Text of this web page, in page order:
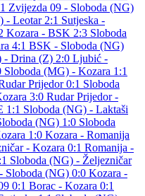
Zvijezda 09 - Sloboda (NG)
- Leotar 2:1 Sutjeska -
Kozara - BSK 2:3 Sloboda
4:1 BSK - Sloboda (NG)
- Drina (Z) 2:0 Ljubić -
Sloboda (MG) - Kozara 1:1
Prijedor 0:1 Sloboda
3:0 Rudar Prijedor -
1:1 Sloboda (NG) - Laktaši
(NG) 1:0 Sloboda
1:0 Kozara - Romanija
- Kozara 0:1 Romanija -
Sloboda (NG) - Željezničar
Sloboda (NG) 0:0 Kozara -
0:1 Borac - Kozara 0:1